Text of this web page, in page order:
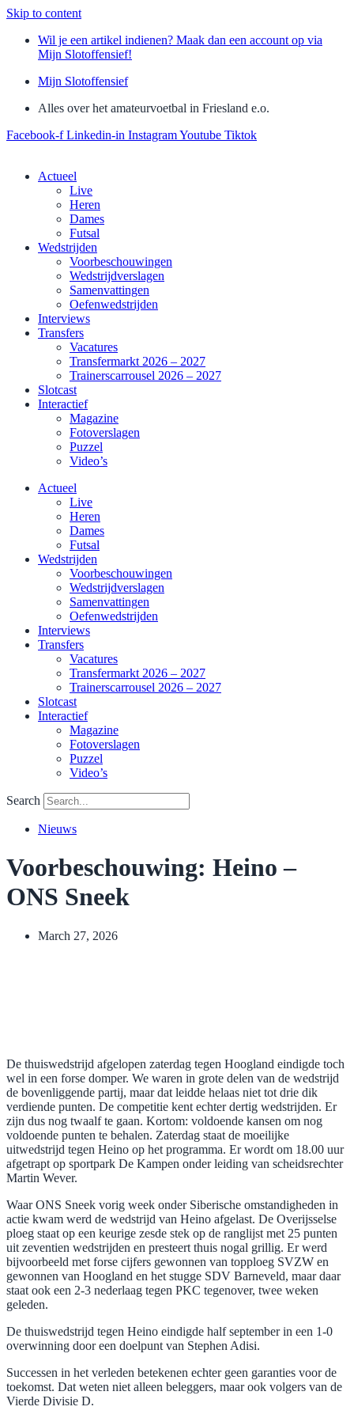
Skip to content
Wil je een artikel indienen? Maak dan een account op via
Mijn Slotoffensief!
Mijn Slotoffensief
Alles over het amateurvoetbal in Friesland e.o.
Facebook-f Linkedin-in InstagramYoutube Tiktok
Actueel
Live
Heren
Dames
Futsal
Wedstrijden
Voorbeschouwingen
Wedstrijdverslagen
Samenvattingen
Oefenwedstrijden
Interviews
Transfers
Vacatures
Transfermarkt 2026 – 2027
Trainerscarrousel 2026 – 2027
Slotcast
Interactief
Magazine
Fotoverslagen
Puzzel
Video’s
Actueel
Live
Heren
Dames
Futsal
Wedstrijden
Voorbeschouwingen
Wedstrijdverslagen
Samenvattingen
Oefenwedstrijden
Interviews
Transfers
Vacatures
Transfermarkt 2026 – 2027
Trainerscarrousel 2026 – 2027
Slotcast
Interactief
Magazine
Fotoverslagen
Puzzel
Video’s
Search
Nieuws
Voorbeschouwing: Heino –
ONS Sneek
March 27, 2026
De thuiswedstrijd afgelopen zaterdag tegen Hoogland eindigde toch
wel in een forse domper. We waren in grote delen van de wedstrijd
de bovenliggende partij, maar dat leidde helaas niet tot drie dik
verdiende punten. De competitie kent echter dertig wedstrijden. Er
zijn dus nog twaalf te gaan. Kortom: voldoende kansen om nog
voldoende punten te behalen. Zaterdag staat de moeilijke
uitwedstrijd tegen Heino op het programma. Er wordt om 18.00 uur
afgetrapt op sportpark De Kampen onder leiding van scheidsrechter
Martin Wever.
Waar ONS Sneek vorig week onder Siberische omstandigheden in
actie kwam werd de wedstrijd van Heino afgelast. De Overijsselse
ploeg staat op een keurige zesde stek op de ranglijst met 25 punten
uit zeventien wedstrijden en presteert thuis nogal grillig. Er werd
bijvoorbeeld met forse cijfers gewonnen van topploeg SVZW en
gewonnen van Hoogland en het stugge SDV Barneveld, maar daar
staat ook een 2-3 nederlaag tegen PKC tegenover, twee weken
geleden.
De thuiswedstrijd tegen Heino eindigde half september in een 1-0
overwinning door een doelpunt van Stephen Adisi.
Successen in het verleden betekenen echter geen garanties voor de
toekomst. Dat weten niet alleen beleggers, maar ook volgers van de
Vierde Divisie D.